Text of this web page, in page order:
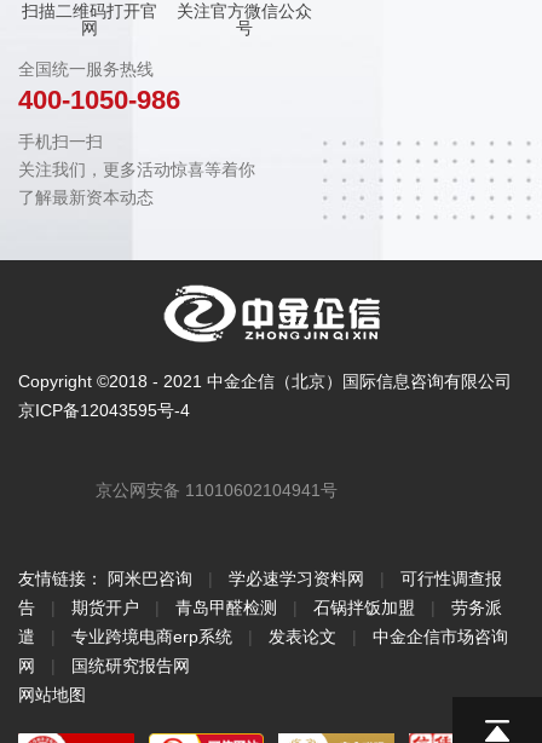
扫描二维码打开官
网
关注官方微信公众
号
全国统一服务热线
400-1050-986
手机扫一扫
关注我们，更多活动惊喜等着你
了解最新资本动态
Copyright ©2018 - 2021 中金企信（北京）国际信息咨询有限公司
京ICP备12043595号-4
京公网安备 11010602104941号
友情链接： 阿米巴咨询 | 学必速学习资料网 |
可行性调查报
告
| 期货开户 | 青岛甲醛检测 | 石锅拌饭加盟 |
劳务派
遣
| 专业跨境电商erp系统 | 发表论文 |
中金企信市场咨询
网
|
国统研究报告网
网站地图